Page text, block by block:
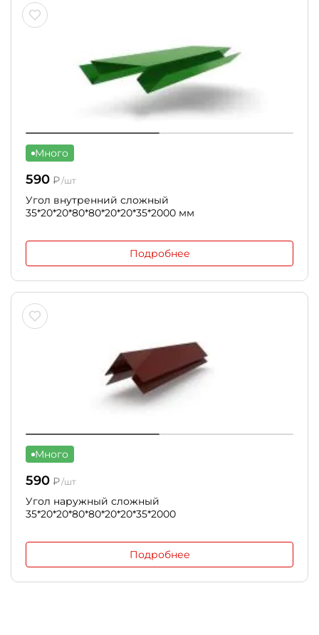
Много
590 ₽/шт
Угол внутренний сложный
35*20*20*80*80*20*20*35*2000 мм
Подробнее
Много
590 ₽/шт
Угол наружный сложный
35*20*20*80*80*20*20*35*2000
Подробнее